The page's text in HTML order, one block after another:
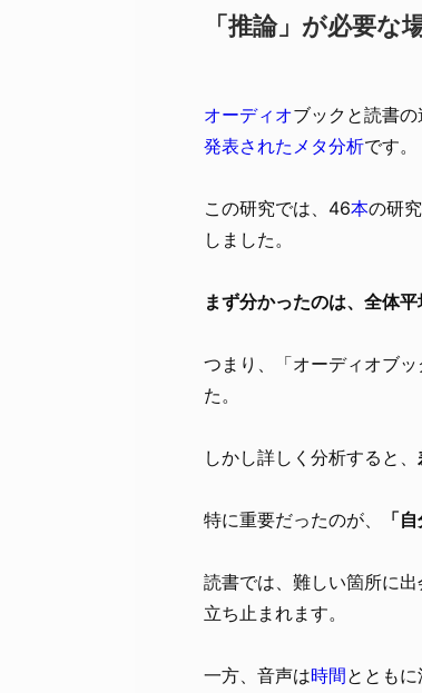
「推論」が必要な
オーディオブックと読書
発表されたメタ分析です。
この研究では、46本の研
しました。
まず分かったのは、全体
つまり、「オーディオブ
た。
しかし詳しく分析すると、
特に重要だったのが、 「
読書では、難しい箇所に
立ち止まれます。
一方、音声は時間とともに